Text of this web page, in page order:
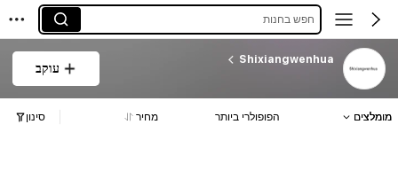
חפש בחנות
Shixiangwenhua
עוקב
מומלצים הפופולרי ביותר מחיר סינון